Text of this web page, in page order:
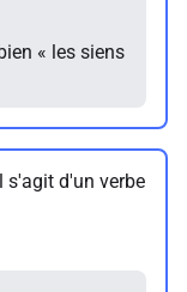
« les siens
s'agit d'un verbe